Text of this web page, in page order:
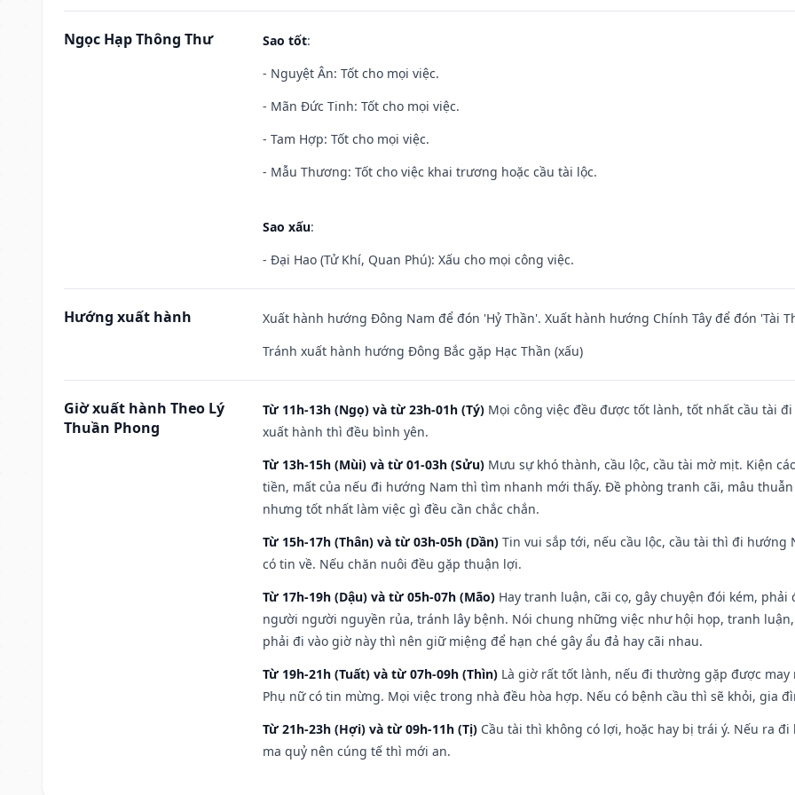
Ngọc Hạp Thông Thư Sao tốt:
- Nguyệt Ân: Tốt cho mọi việc.
- Mãn Đức Tinh: Tốt cho mọi việc.
- Tam Hợp: Tốt cho mọi việc.
- Mẫu Thương: Tốt cho việc khai trương hoặc cầu tài lộc.
Sao xấu:
- Đại Hao (Tử Khí, Quan Phú): Xấu cho mọi công việc.
Hướng xuất hành
Xuất hành hướng Đông Nam để đón 'Hỷ Thần'. Xuất hành hướng Chính Tây để đón 'Tài
Tránh xuất hành hướng Đông Bắc gặp Hạc Thần (xấu)
Giờ xuất hành Theo Lý
Thuần Phong
Từ 11h-13h (Ngọ) và từ 23h-01h (Tý) Mọi công việc đều được tốt lành, tốt nhất cầu tài
xuất hành thì đều bình yên.
Từ 13h-15h (Mùi) và từ 01-03h (Sửu) Mưu sự khó thành, cầu lộc, cầu tài mờ mịt. Kiện
tiền, mất của nếu đi hướng Nam thì tìm nhanh mới thấy. Đề phòng tranh cãi, mâu
nhưng tốt nhất làm việc gì đều cần chắc chắn.
Từ 15h-17h (Thân) và từ 03h-05h (Dần) Tin vui sắp tới, nếu cầu lộc, cầu tài thì đi
có tin về. Nếu chăn nuôi đều gặp thuận lợi.
Từ 17h-19h (Dậu) và từ 05h-07h (Mão) Hay tranh luận, cãi cọ, gây chuyện đói kém,
người người nguyền rủa, tránh lây bệnh. Nói chung những việc như hội họp, tranh
phải đi vào giờ này thì nên giữ miệng để hạn ché gây ẩu đả hay cãi nhau.
Từ 19h-21h (Tuất) và từ 07h-09h (Thìn) Là giờ rất tốt lành, nếu đi thường gặp được
Phụ nữ có tin mừng. Mọi việc trong nhà đều hòa hợp. Nếu có bệnh cầu thì sẽ khỏi, gia
Từ 21h-23h (Hợi) và từ 09h-11h (Tị) Cầu tài thì không có lợi, hoặc hay bị trái ý. Nếu ra
ma quỷ nên cúng tế thì mới an.